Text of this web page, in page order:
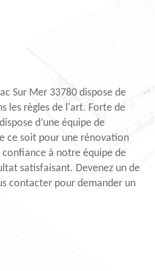
Sur Mer 33780 dispose de
les règles de l'art. Forte de
d’une équipe de
ce soit pour une rénovation
à notre équipe de
satisfaisant. Devenez un de
contacter pour demander un